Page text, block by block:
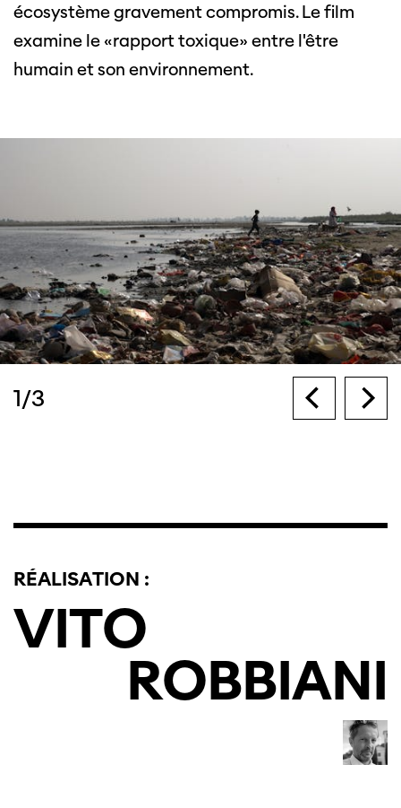
écosystème gravement compromis. Le film
examine le «rapport toxique» entre l'être
humain et son environnement.
1/3
RÉALISATION :
VITO
ROBBIANI